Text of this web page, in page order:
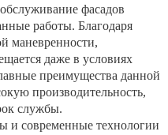
фасадов
работы. Благодаря
маневренности,
даже в условиях
преимущества данной
производительность,
службы.
и современные технологии